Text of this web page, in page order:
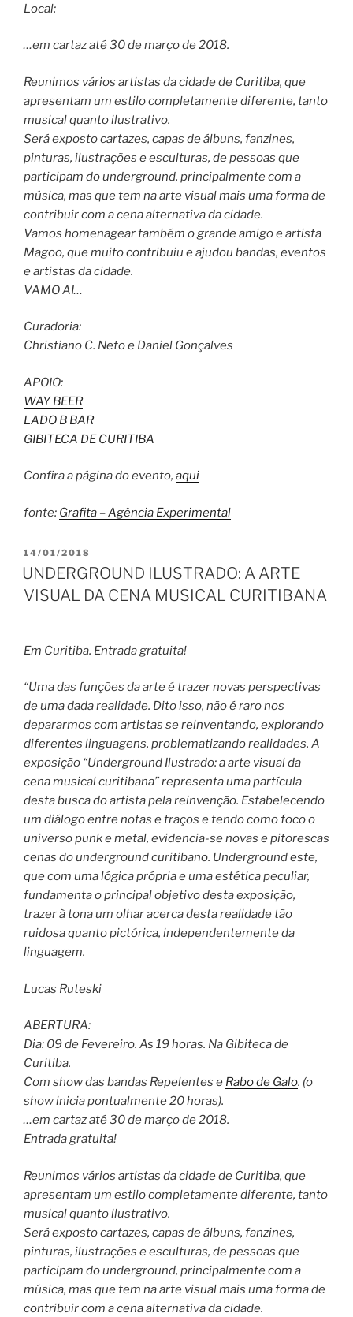
Local:
…em cartaz até 30 de março de 2018.
Reunimos vários artistas da cidade de Curitiba, que
apresentam um estilo completamente diferente, tanto
musical quanto ilustrativo.
Será exposto cartazes, capas de álbuns, fanzines,
pinturas, ilustrações e esculturas, de pessoas que
participam do underground, principalmente com a
música, mas que tem na arte visual mais uma forma de
contribuir com a cena alternativa da cidade.
Vamos homenagear também o grande amigo e artista
Magoo, que muito contribuiu e ajudou bandas, eventos
e artistas da cidade.
VAMO AI…
Curadoria:
Christiano C. Neto e Daniel Gonçalves
APOIO:
WAY BEER
LADO B BAR
GIBITECA DE CURITIBA
Confira a página do evento, aqui
fonte: Grafita – Agência Experimental
PUBLICADO
EM
14/01/2018
UNDERGROUND ILUSTRADO: A ARTE
VISUAL DA CENA MUSICAL CURITIBANA
Em Curitiba. Entrada gratuita!
“Uma das funções da arte é trazer novas perspectivas
de uma dada realidade. Dito isso, não é raro nos
depararmos com artistas se reinventando, explorando
diferentes linguagens, problematizando realidades. A
exposição “Underground Ilustrado: a arte visual da
cena musical curitibana” representa uma partícula
desta busca do artista pela reinvenção. Estabelecendo
um diálogo entre notas e traços e tendo como foco o
universo punk e metal, evidencia-se novas e pitorescas
cenas do underground curitibano. Underground este,
que com uma lógica própria e uma estética peculiar,
fundamenta o principal objetivo desta exposição,
trazer à tona um olhar acerca desta realidade tão
ruidosa quanto pictórica, independentemente da
linguagem.
Lucas Ruteski
ABERTURA:
Dia: 09 de Fevereiro. As 19 horas. Na Gibiteca de
Curitiba.
Com show das bandas Repelentes e Rabo de Galo. (o
show inicia pontualmente 20 horas).
…em cartaz até 30 de março de 2018.
Entrada gratuita!
Reunimos vários artistas da cidade de Curitiba, que
apresentam um estilo completamente diferente, tanto
musical quanto ilustrativo.
Será exposto cartazes, capas de álbuns, fanzines,
pinturas, ilustrações e esculturas, de pessoas que
participam do underground, principalmente com a
música, mas que tem na arte visual mais uma forma de
contribuir com a cena alternativa da cidade.